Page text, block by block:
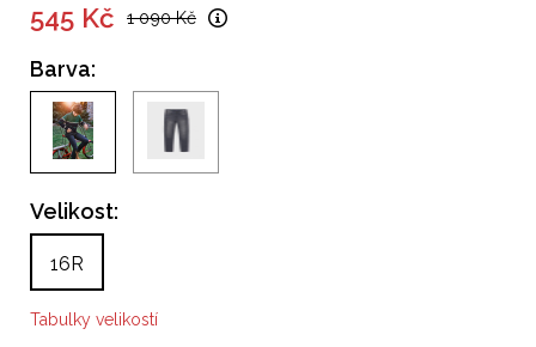
545 Kč 1 090 Kč
Barva:
Velikost:
16R
Tabulky velikostí